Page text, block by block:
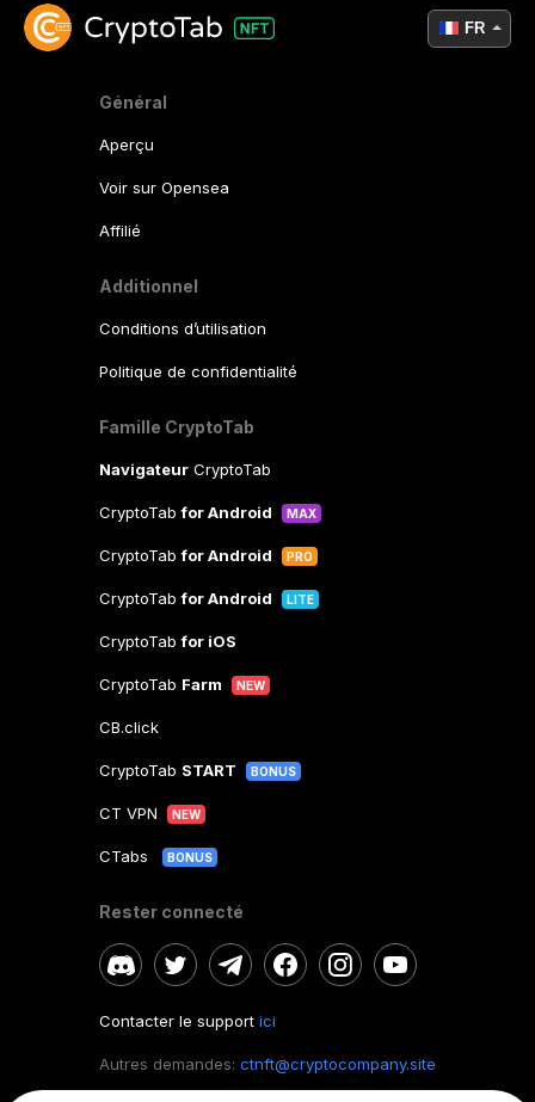
Général
Aperçu
Voir sur Opensea
Affilié
Additionnel
Conditions d’utilisation
Politique de confidentialité
Famille CryptoTab
Navigateur CryptoTab
CryptoTabfor Android MAX
CryptoTabfor Android PRO
CryptoTabfor Android LITE
CryptoTabfor iOS
CryptoTab Farm NEW
CB.click
CryptoTab START BONUS
CT VPN NEW
CTabs BONUS
Rester connecté
Contacter le support ici
Autres demandes: ctnft@cryptocompany.site
FR